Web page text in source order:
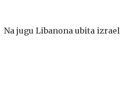
Na jugu Libanona ubita